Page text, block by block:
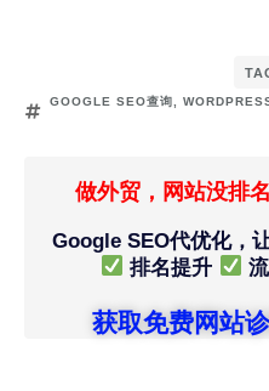
GOOGLE SEO查询
做外贸，网站没排
Google SEO代优化，
排名提升
获取免费网站